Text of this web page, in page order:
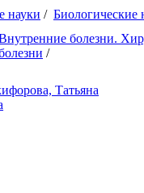
науки / Биологические
болезни.
/
Татьяна